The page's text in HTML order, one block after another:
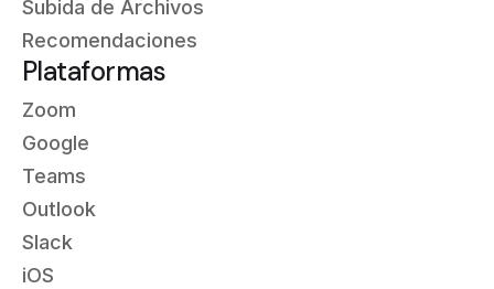
Subida de Archivos
Recomendaciones
Plataformas
Zoom
Google
Teams
Outlook
Slack
iOS